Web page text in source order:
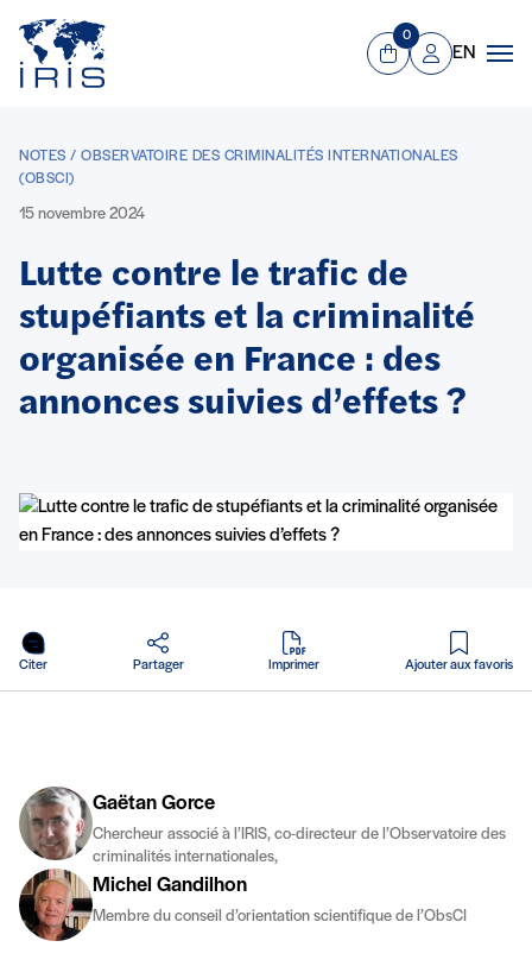
Aller au contenu principal
Panier
0
Mon compte
EN
NOTES / OBSERVATOIRE DES CRIMINALITÉS INTERNATIONALES
(OBSCI)
15 novembre 2024
Lutte contre le trafic de
stupéfiants et la criminalité
organisée en France : des
annonces suivies d’effets ?
Citer Partager Imprimer
en PDF
Ajouter aux favoris
Gaëtan Gorce
Chercheur associé à l’IRIS, co-directeur de l’Observatoire des
criminalités internationales,
Michel Gandilhon
Membre du conseil d’orientation scientifique de l’ObsCI